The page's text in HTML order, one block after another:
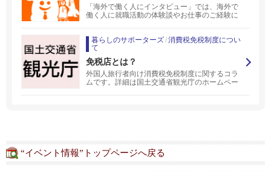
「海外で働く人にインタビュー」では、海外で
働く人に就職活動の体験談やお仕事のご経験に
験にご興味ありませんか？びびなびは各種就活
イベントや求人情報、本コラムなどを通して、
海外で活躍したい方々を応援しています。
暮らしのサポーターズ/消費税免税制度につい
て
免税店とは？
外国人旅行者向け消費税免税制度に関するコラ
ムです。詳細は国土交通省観光庁のホームペー
“イベント情報”トップページへ戻る